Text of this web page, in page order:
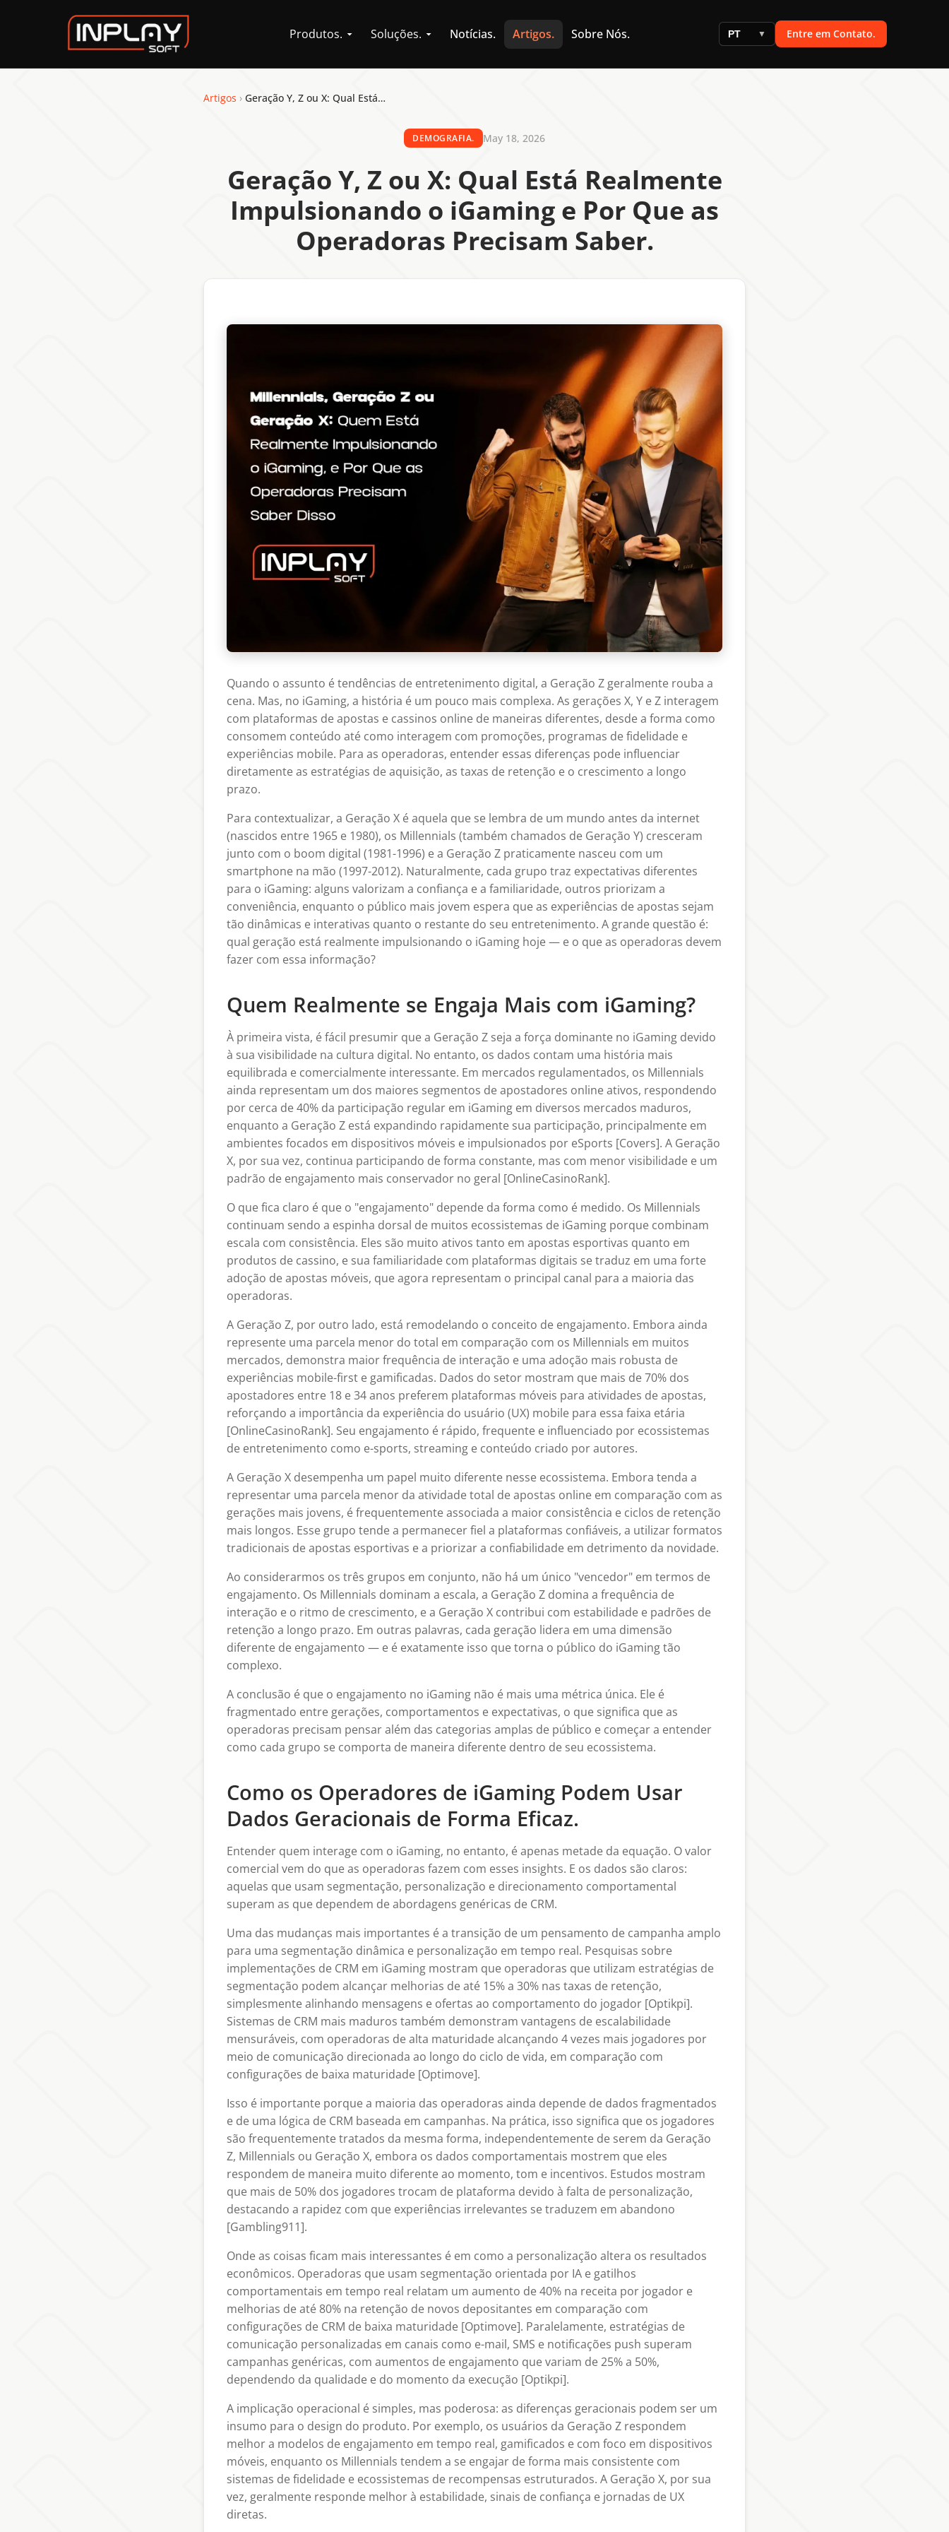
Produtos. Soluções. Notícias. Artigos. Sobre Nós. PT ▼ Entre em Contato.
Artigos › Geração Y, Z ou X: Qual Está Realmente Impulsionando o iGaming e Por Que as Operadoras Precisam Saber.
DEMOGRAFIA. May 18, 2026
Geração Y, Z ou X: Qual Está Realmente
Impulsionando o iGaming e Por Que as
Operadoras Precisam Saber.
Quando o assunto é tendências de entretenimento digital, a Geração Z geralmente rouba a
cena. Mas, no iGaming, a história é um pouco mais complexa. As gerações X, Y e Z interagem
com plataformas de apostas e cassinos online de maneiras diferentes, desde a forma como
consomem conteúdo até como interagem com promoções, programas de fidelidade e
experiências mobile. Para as operadoras, entender essas diferenças pode influenciar
diretamente as estratégias de aquisição, as taxas de retenção e o crescimento a longo
prazo.
Para contextualizar, a Geração X é aquela que se lembra de um mundo antes da internet
(nascidos entre 1965 e 1980), os Millennials (também chamados de Geração Y) cresceram
junto com o boom digital (1981-1996) e a Geração Z praticamente nasceu com um
smartphone na mão (1997-2012). Naturalmente, cada grupo traz expectativas diferentes
para o iGaming: alguns valorizam a confiança e a familiaridade, outros priorizam a
conveniência, enquanto o público mais jovem espera que as experiências de apostas sejam
tão dinâmicas e interativas quanto o restante do seu entretenimento. A grande questão é:
qual geração está realmente impulsionando o iGaming hoje — e o que as operadoras devem
fazer com essa informação?
Quem Realmente se Engaja Mais com iGaming?
À primeira vista, é fácil presumir que a Geração Z seja a força dominante no iGaming devido
à sua visibilidade na cultura digital. No entanto, os dados contam uma história mais
equilibrada e comercialmente interessante. Em mercados regulamentados, os Millennials
ainda representam um dos maiores segmentos de apostadores online ativos, respondendo
por cerca de 40% da participação regular em iGaming em diversos mercados maduros,
enquanto a Geração Z está expandindo rapidamente sua participação, principalmente em
ambientes focados em dispositivos móveis e impulsionados por eSports [Covers]. A Geração
X, por sua vez, continua participando de forma constante, mas com menor visibilidade e um
padrão de engajamento mais conservador no geral [OnlineCasinoRank].
O que fica claro é que o "engajamento" depende da forma como é medido. Os Millennials
continuam sendo a espinha dorsal de muitos ecossistemas de iGaming porque combinam
escala com consistência. Eles são muito ativos tanto em apostas esportivas quanto em
produtos de cassino, e sua familiaridade com plataformas digitais se traduz em uma forte
adoção de apostas móveis, que agora representam o principal canal para a maioria das
operadoras.
A Geração Z, por outro lado, está remodelando o conceito de engajamento. Embora ainda
represente uma parcela menor do total em comparação com os Millennials em muitos
mercados, demonstra maior frequência de interação e uma adoção mais robusta de
experiências mobile-first e gamificadas. Dados do setor mostram que mais de 70% dos
apostadores entre 18 e 34 anos preferem plataformas móveis para atividades de apostas,
reforçando a importância da experiência do usuário (UX) mobile para essa faixa etária
[OnlineCasinoRank]. Seu engajamento é rápido, frequente e influenciado por ecossistemas
de entretenimento como e-sports, streaming e conteúdo criado por autores.
A Geração X desempenha um papel muito diferente nesse ecossistema. Embora tenda a
representar uma parcela menor da atividade total de apostas online em comparação com as
gerações mais jovens, é frequentemente associada a maior consistência e ciclos de retenção
mais longos. Esse grupo tende a permanecer fiel a plataformas confiáveis, a utilizar formatos
tradicionais de apostas esportivas e a priorizar a confiabilidade em detrimento da novidade.
Ao considerarmos os três grupos em conjunto, não há um único "vencedor" em termos de
engajamento. Os Millennials dominam a escala, a Geração Z domina a frequência de
interação e o ritmo de crescimento, e a Geração X contribui com estabilidade e padrões de
retenção a longo prazo. Em outras palavras, cada geração lidera em uma dimensão
diferente de engajamento — e é exatamente isso que torna o público do iGaming tão
complexo.
A conclusão é que o engajamento no iGaming não é mais uma métrica única. Ele é
fragmentado entre gerações, comportamentos e expectativas, o que significa que as
operadoras precisam pensar além das categorias amplas de público e começar a entender
como cada grupo se comporta de maneira diferente dentro de seu ecossistema.
Como os Operadores de iGaming Podem Usar
Dados Geracionais de Forma Eficaz.
Entender quem interage com o iGaming, no entanto, é apenas metade da equação. O valor
comercial vem do que as operadoras fazem com esses insights. E os dados são claros:
aquelas que usam segmentação, personalização e direcionamento comportamental
superam as que dependem de abordagens genéricas de CRM.
Uma das mudanças mais importantes é a transição de um pensamento de campanha amplo
para uma segmentação dinâmica e personalização em tempo real. Pesquisas sobre
implementações de CRM em iGaming mostram que operadoras que utilizam estratégias de
segmentação podem alcançar melhorias de até 15% a 30% nas taxas de retenção,
simplesmente alinhando mensagens e ofertas ao comportamento do jogador [Optikpi].
Sistemas de CRM mais maduros também demonstram vantagens de escalabilidade
mensuráveis, com operadoras de alta maturidade alcançando 4 vezes mais jogadores por
meio de comunicação direcionada ao longo do ciclo de vida, em comparação com
configurações de baixa maturidade [Optimove].
Isso é importante porque a maioria das operadoras ainda depende de dados fragmentados
e de uma lógica de CRM baseada em campanhas. Na prática, isso significa que os jogadores
são frequentemente tratados da mesma forma, independentemente de serem da Geração
Z, Millennials ou Geração X, embora os dados comportamentais mostrem que eles
respondem de maneira muito diferente ao momento, tom e incentivos. Estudos mostram
que mais de 50% dos jogadores trocam de plataforma devido à falta de personalização,
destacando a rapidez com que experiências irrelevantes se traduzem em abandono
[Gambling911].
Onde as coisas ficam mais interessantes é em como a personalização altera os resultados
econômicos. Operadoras que usam segmentação orientada por IA e gatilhos
comportamentais em tempo real relatam um aumento de 40% na receita por jogador e
melhorias de até 80% na retenção de novos depositantes em comparação com
configurações de CRM de baixa maturidade [Optimove]. Paralelamente, estratégias de
comunicação personalizadas em canais como e-mail, SMS e notificações push superam
campanhas genéricas, com aumentos de engajamento que variam de 25% a 50%,
dependendo da qualidade e do momento da execução [Optikpi].
A implicação operacional é simples, mas poderosa: as diferenças geracionais podem ser um
insumo para o design do produto. Por exemplo, os usuários da Geração Z respondem
melhor a modelos de engajamento em tempo real, gamificados e com foco em dispositivos
móveis, enquanto os Millennials tendem a se engajar de forma mais consistente com
sistemas de fidelidade e ecossistemas de recompensas estruturados. A Geração X, por sua
vez, geralmente responde melhor à estabilidade, sinais de confiança e jornadas de UX
diretas.